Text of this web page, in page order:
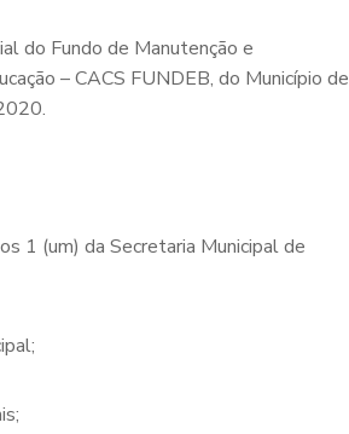
do Fundo de Manutenção e
– CACS FUNDEB, do Município de
1 (um) da Secretaria Municipal de